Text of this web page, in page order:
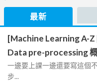
最新
[Machine Learning A-Z
Data pre-processing
一邊要上課一邊還要寫這個
步...